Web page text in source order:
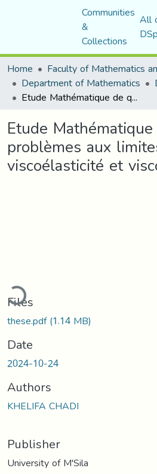
Communities
&
Collections
All
Home
Department of Mathematics
Etude Mathématique de quelques problèmes aux limites en viscoélasticité et viscoplasticité
Etude
problèmes aux
viscoélasticité et
Files
these.pdf(1.14 MB)
Date
2024-10-24
Authors
KHELIFA CHADI
Publisher
University of M'Sila